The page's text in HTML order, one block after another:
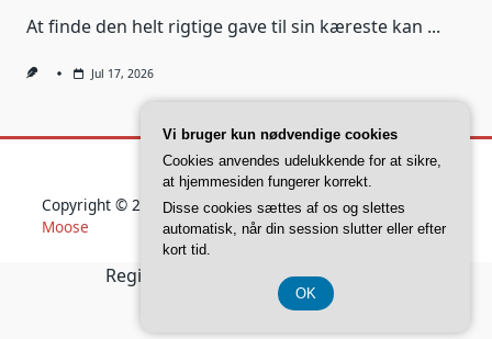
At finde den helt rigtige gave til sin kæreste kan ...
Jul 17, 2026
Copyright © 2026Yuki Blogger ThemeDesigned By
Moose
Registreringsnummer 37 40 77 39
Vi bruger kun nødvendige cookies
Cookies anvendes udelukkende for at sikre,
at hjemmesiden fungerer korrekt.
Disse cookies sættes af os og slettes
automatisk, når din session slutter eller efter
kort tid.
OK